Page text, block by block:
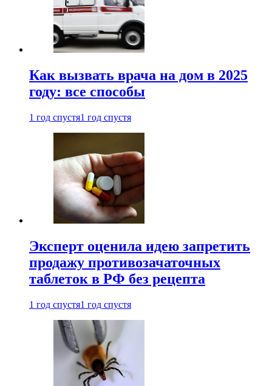
Как вызвать врача на дом в 2025
году: все способы
1 год спустя1 год спустя
Эксперт оценила идею запретить
продажу противозачаточных
таблеток в РФ без рецепта
1 год спустя1 год спустя